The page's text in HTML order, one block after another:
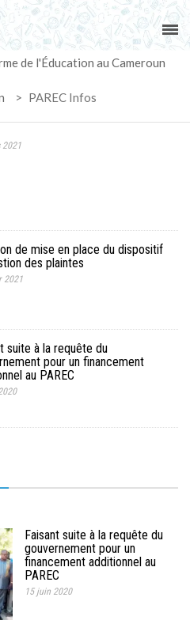
de l'Éducation au Cameroun
> PAREC Infos
2021
de mise en place du dispositif
des plaintes
2021
suite à la requête du
pour un financement
au PAREC
Faisant suite à la requête du
gouvernement pour un
financement additionnel au
PAREC
15 juin 2020